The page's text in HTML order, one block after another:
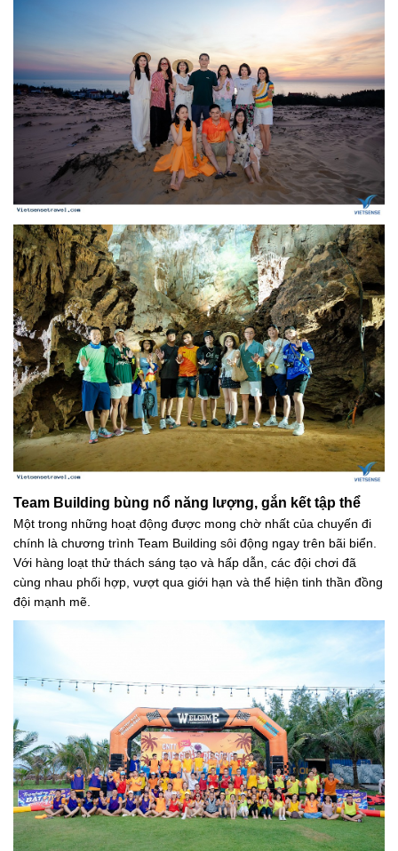
Team Building bùng nổ năng lượng, gắn kết tập thể
Một trong những hoạt động được mong chờ nhất của chuyến đi
chính là chương trình Team Building sôi động ngay trên bãi biển.
Với hàng loạt thử thách sáng tạo và hấp dẫn, các đội chơi đã
cùng nhau phối hợp, vượt qua giới hạn và thể hiện tinh thần đồng
đội mạnh mẽ.